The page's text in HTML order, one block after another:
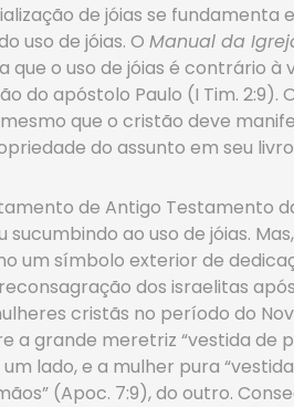
de jóias se
uso de jóias. O Manual da
que o uso de jóias é contrário
do apóstolo Paulo (I Tim.
que o cristão deve
do assunto em seu livro
de Antigo Testamento
ao uso de jóias.
um símbolo exterior de
dos israelitas
cristãs no período do
grande meretriz “vestida de
um lado, e a mulher pura
(Apoc. 7:9), do outro.